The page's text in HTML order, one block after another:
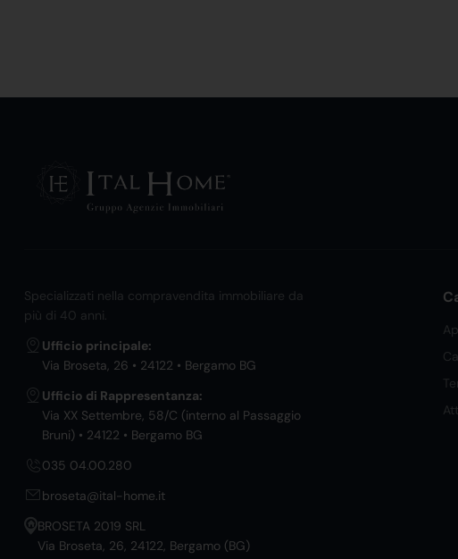
Specializzati nella compravendita immobiliare da
più di 40 anni.
Ufficio principale:
Via Broseta, 26 • 24122 • Bergamo BG
Ufficio di Rappresentanza:
Via XX Settembre, 58/C (interno al Passaggio
Bruni) • 24122 • Bergamo BG
035 04.00.280
broseta@ital-home.it
BROSETA 2019 SRL
Via Broseta, 26, 24122, Bergamo (BG)